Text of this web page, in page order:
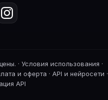
· Условия использования ·
и оферта · API и нейросети ·
API